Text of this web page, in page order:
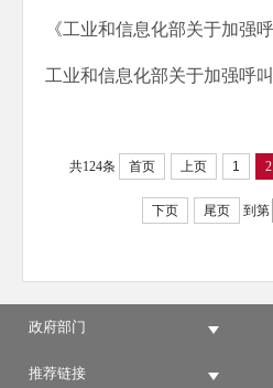
共124条 首页 上页 1 2
下页 尾页 到第
政府部门
推荐链接